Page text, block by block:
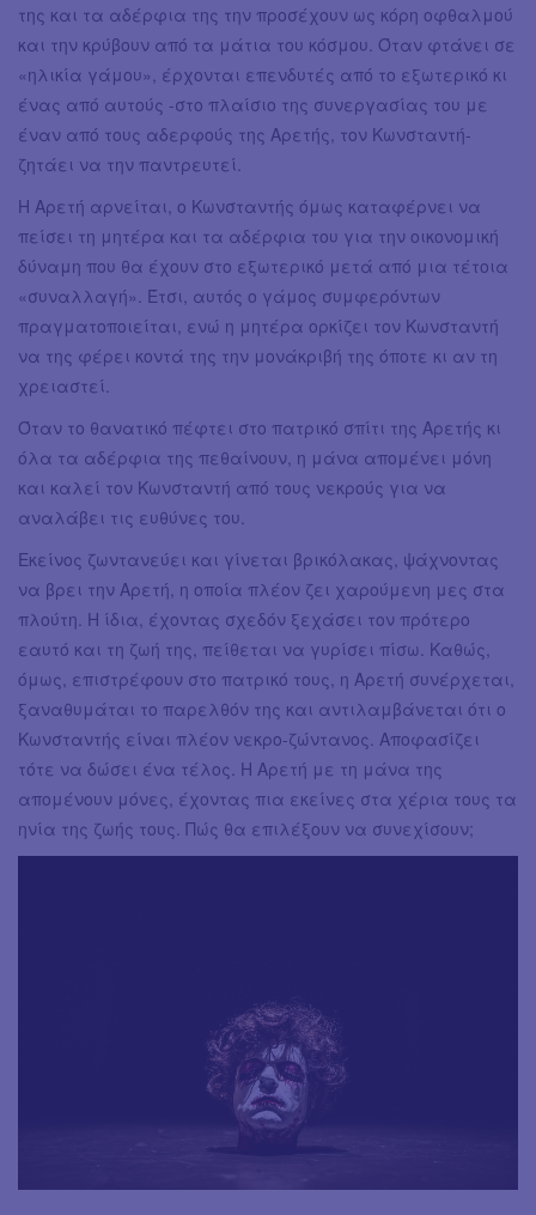
της και τα αδέρφια της την προσέχουν ως κόρη οφθαλμού
και την κρύβουν από τα μάτια του κόσμου. Όταν φτάνει σε
«ηλικία γάμου», έρχονται επενδυτές από το εξωτερικό κι
ένας από αυτούς -στο πλαίσιο της συνεργασίας του με
έναν από τους αδερφούς της Αρετής, τον Κωνσταντή-
ζητάει να την παντρευτεί.
Η Αρετή αρνείται, ο Κωνσταντής όμως καταφέρνει να
πείσει τη μητέρα και τα αδέρφια του για την οικονομική
δύναμη που θα έχουν στο εξωτερικό μετά από μια τέτοια
«συναλλαγή». Έτσι, αυτός ο γάμος συμφερόντων
πραγματοποιείται, ενώ η μητέρα ορκίζει τον Κωνσταντή
να της φέρει κοντά της την μονάκριβή της όποτε κι αν τη
χρειαστεί.
Όταν το θανατικό πέφτει στο πατρικό σπίτι της Αρετής κι
όλα τα αδέρφια της πεθαίνουν, η μάνα απομένει μόνη
και καλεί τον Κωνσταντή από τους νεκρούς για να
αναλάβει τις ευθύνες του.
Εκείνος ζωντανεύει και γίνεται βρικόλακας, ψάχνοντας
να βρει την Αρετή, η οποία πλέον ζει χαρούμενη μες στα
πλούτη. Η ίδια, έχοντας σχεδόν ξεχάσει τον πρότερο
εαυτό και τη ζωή της, πείθεται να γυρίσει πίσω. Καθώς,
όμως, επιστρέφουν στο πατρικό τους, η Αρετή συνέρχεται,
ξαναθυμάται το παρελθόν της και αντιλαμβάνεται ότι ο
Κωνσταντής είναι πλέον νεκρο-ζώντανος. Αποφασίζει
τότε να δώσει ένα τέλος. Η Αρετή με τη μάνα της
απομένουν μόνες, έχοντας πια εκείνες στα χέρια τους τα
ηνία της ζωής τους. Πώς θα επιλέξουν να συνεχίσουν;